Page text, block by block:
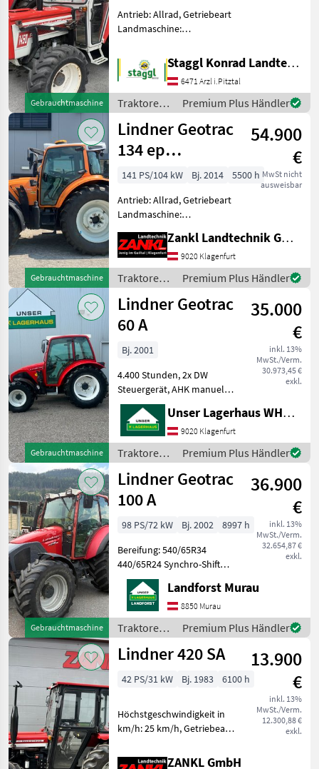
Gebrauchtmaschine
Antrieb: Allrad, Getriebeart
Landmaschine:
Kabine,
Zapfwellendrehzahl:
540/1000,
Höchstgeschwindigkeit in
km/h: 30 km/h,
Bolzengröße Anhängevor
Staggl Konrad Landtechnik Oberland
6471 Arzl i.Pitztal
Traktoren /
Lindner
Premium Plus Händler
Gebrauchtmaschine
Lindner Geotrac
134 ep
Kommunal
54.900
€
MwSt nicht
ausweisbar
141 PS/104 kW Bj. 2014
5500 h
Antrieb: Allrad, Getriebeart
Landmaschine:
Plattform: Kabine,
Zapfwellendrehzahl:
430/540/750/1000,
Höchstgeschwindigkeit in
km/h: 40 km/h, Aufladung:
Zankl Landtechnik GmbH
9020 Klagenfurt
Traktoren /
Lindner
Premium Plus Händler
Gebrauchtmaschine
Lindner Geotrac
60 A
35.000
€
inkl. 13%
MwSt./Verm.
30.973,45 €
exkl.
Bj. 2001
4.400 Stunden, 2x DW
Steuergerät, AHK manuell,
guter Zustand; Informieren
Sie sichbitte vor Fahrt-
Antritt telefonisch, ob die
von Ihnen angefragte
Maschineaktuell be
Unser Lagerhaus WHG, Kärnten, Klagenfurt
9020 Klagenfurt
Traktoren /
Lindner
Premium Plus Händler
Gebrauchtmaschine
Lindner Geotrac
100 A
36.900
€
inkl. 13%
MwSt./Verm.
32.654,87 €
exkl.
98 PS/72 kW Bj. 2002
8997 h
Bereifung: 540/65R34
440/65R24 Synchro-Shift
Getriebe Kreuzhebel
Fronthubwerk
Frontzapfwelle Druckloser
Rücklauf verstellbare
Lenksäule
Arbeitsscheinwerfe
Landforst Murau
8850 Murau
Traktoren /
Lindner
Premium Plus Händler
Lindner 420 SA
13.900
€
inkl. 13%
MwSt./Verm.
12.300,88 €
exkl.
42 PS/31 kW Bj. 1983 6100 h
Höchstgeschwindigkeit in
km/h: 25 km/h, Getriebeart
Schaltgetriebe, Antrieb:
ZANKL GmbH